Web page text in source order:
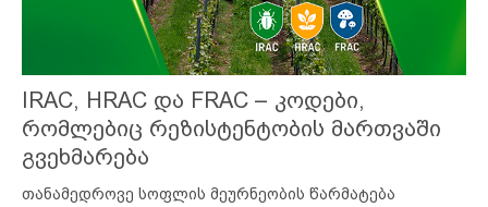
IRAC, HRAC და FRAC – კოდები,
რომლებიც რეზისტენტობის მართვაში
გვეხმარება
თანამედროვე სოფლის მეურნეობის წარმატება